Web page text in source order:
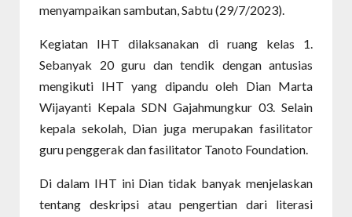
menyampaikan sambutan, Sabtu (29/7/2023).
Kegiatan IHT dilaksanakan di ruang kelas 1.
Sebanyak 20 guru dan tendik dengan antusias
mengikuti IHT yang dipandu oleh Dian Marta
Wijayanti Kepala SDN Gajahmungkur 03. Selain
kepala sekolah, Dian juga merupakan fasilitator
guru penggerak dan fasilitator Tanoto Foundation.
Di dalam IHT ini Dian tidak banyak menjelaskan
tentang deskripsi atau pengertian dari literasi